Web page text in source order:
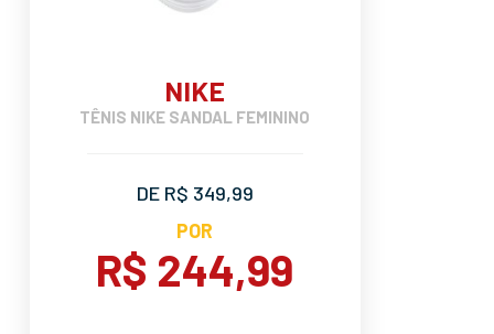
NIKE
TÊNIS NIKE SANDAL FEMININO
DE R$ 349,99
POR
R$ 244,99